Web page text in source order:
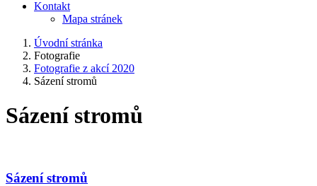
Kontakt
Mapa stránek
Úvodní stránka
Fotografie
Fotografie z akcí 2020
Sázení stromů
Sázení stromů
Sázení stromů